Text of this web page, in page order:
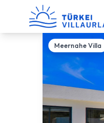
Meernahe Villa